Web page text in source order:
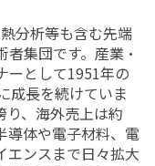
分析等も含む先端
集団です。産業・
ーとして1951年の
成長を続けていま
り、海外売上は約
導体や電子材料、電
エンスまで日々拡大